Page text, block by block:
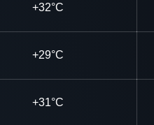
+32°C
+29°C
+31°C